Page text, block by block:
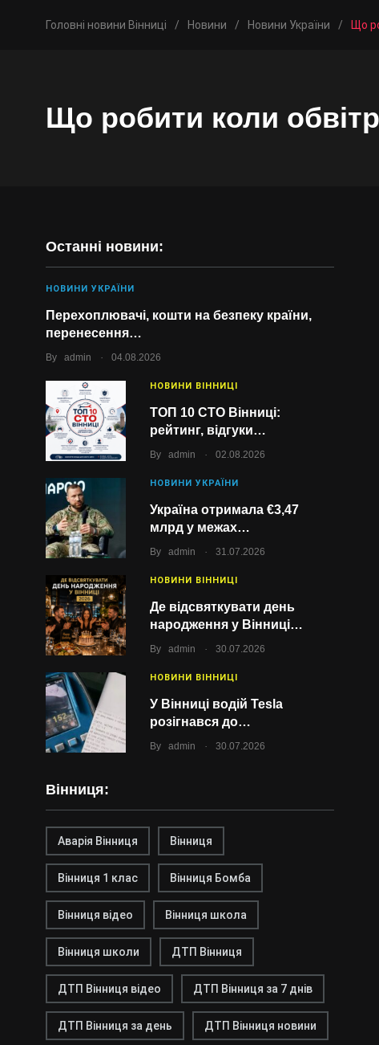
Головні новини Вінниці / Новини / Новини України / Що
Що робити коли
Останні новини:
НОВИНИ УКРАЇНИ
Перехоплювачі, кошти на безпеку країни,
перенесення…
By admin . 04.08.2026
НОВИНИ ВІННИЦІ
ТОП 10 СТО Вінниці:
рейтинг, відгуки…
By admin . 02.08.2026
НОВИНИ УКРАЇНИ
Україна отримала €3,47
млрд у межах…
By admin . 31.07.2026
НОВИНИ ВІННИЦІ
Де відсвяткувати день
народження у Вінниці…
By admin . 30.07.2026
НОВИНИ ВІННИЦІ
У Вінниці водій Tesla
розігнався до…
By admin . 30.07.2026
Вінниця:
Аварія Вінниця Вінниця
Вінниця 1 клас Вінниця Бомба
Вінниця відео Вінниця школа
Вінниця школи ДТП Вінниця
ДТП Вінниця відео ДТП Вінниця за 7 днів
ДТП Вінниця за день ДТП Вінниця новини